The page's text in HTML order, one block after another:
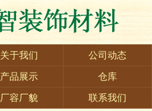
关于我们 公司动态
产品展示 仓库
厂容厂貌
联系我们